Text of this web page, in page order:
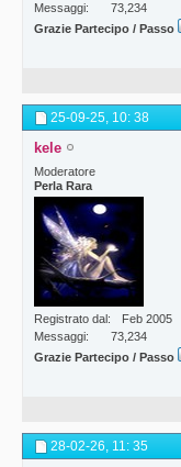
Messaggi
73,234
Grazie Partecipo / Passo
25-09-25, 10: 38
kele
Moderatore
Perla Rara
Registrato dal
Feb 2005
Messaggi
73,234
Grazie Partecipo / Passo
28-02-26, 11: 35